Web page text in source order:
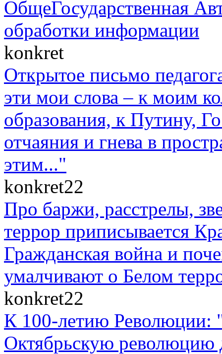
ОбщеГосударственная
обработки информации
konkret
Открытое письмо
эти мои слова – к моим
образования, к Путину,
отчаяния и гнева в
этим..."
konkret22
Про баржи, расстрелы,
террор приписывается
Гражданская война и
умалчивают о Белом
konkret22
К 100-летию Революции:
Октябрьскую революцию